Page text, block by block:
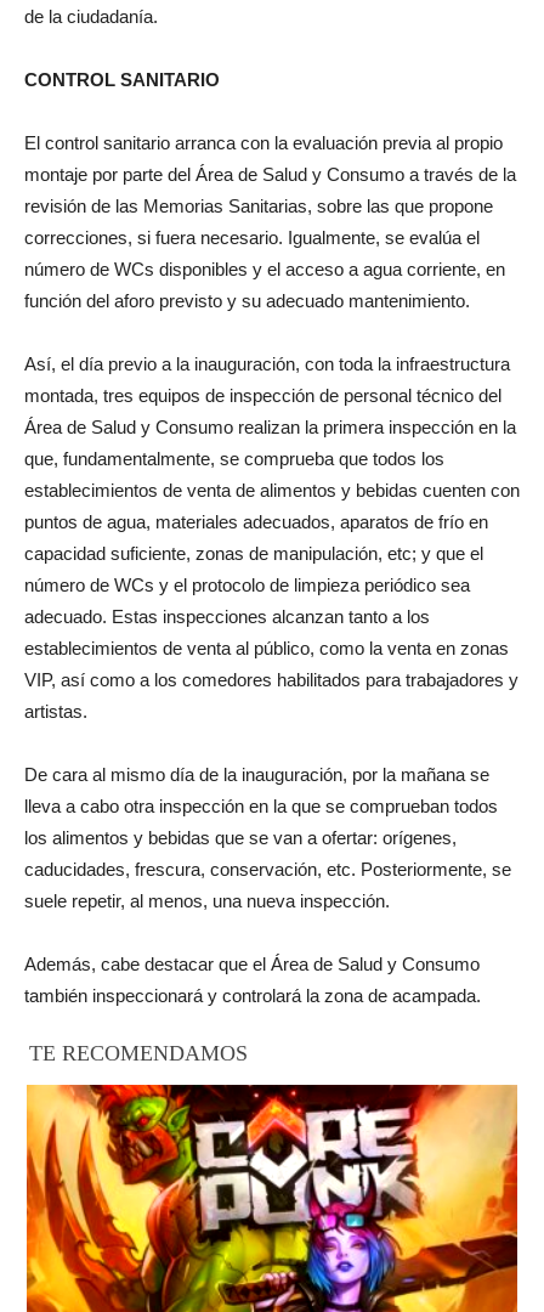
de la ciudadanía.
CONTROL SANITARIO
El control sanitario arranca con la evaluación previa al propio
montaje por parte del Área de Salud y Consumo a través de la
revisión de las Memorias Sanitarias, sobre las que propone
correcciones, si fuera necesario. Igualmente, se evalúa el
número de WCs disponibles y el acceso a agua corriente, en
función del aforo previsto y su adecuado mantenimiento.
Así, el día previo a la inauguración, con toda la infraestructura
montada, tres equipos de inspección de personal técnico del
Área de Salud y Consumo realizan la primera inspección en la
que, fundamentalmente, se comprueba que todos los
establecimientos de venta de alimentos y bebidas cuenten con
puntos de agua, materiales adecuados, aparatos de frío en
capacidad suficiente, zonas de manipulación, etc; y que el
número de WCs y el protocolo de limpieza periódico sea
adecuado. Estas inspecciones alcanzan tanto a los
establecimientos de venta al público, como la venta en zonas
VIP, así como a los comedores habilitados para trabajadores y
artistas.
De cara al mismo día de la inauguración, por la mañana se
lleva a cabo otra inspección en la que se comprueban todos
los alimentos y bebidas que se van a ofertar: orígenes,
caducidades, frescura, conservación, etc. Posteriormente, se
suele repetir, al menos, una nueva inspección.
Además, cabe destacar que el Área de Salud y Consumo
también inspeccionará y controlará la zona de acampada.
TE RECOMENDAMOS